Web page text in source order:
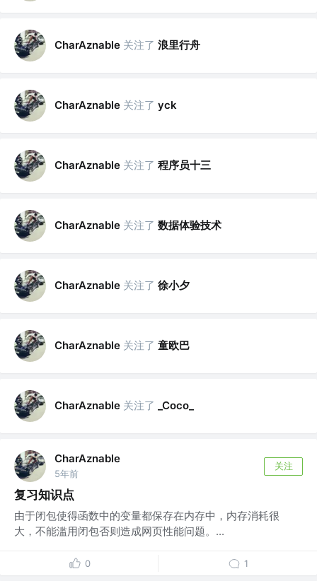
CharAznable 关注了 浪里行舟
CharAznable 关注了 yck
CharAznable 关注了 程序员十三
CharAznable 关注了 数据体验技术
CharAznable 关注了 徐小夕
CharAznable 关注了 童欧巴
CharAznable 关注了 _Coco_
CharAznable
5年前
关注
复习知识点
由于闭包使得函数中的变量都保存在内存中，内存消耗很
大，不能滥用闭包否则造成网页性能问题。...
0 1